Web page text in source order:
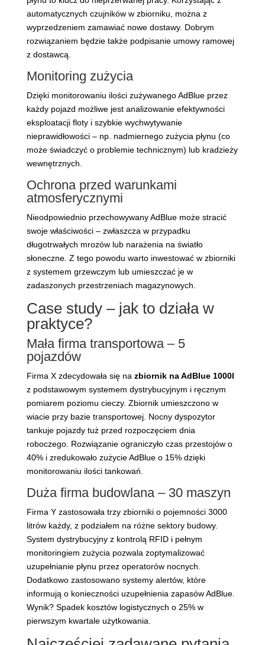
automatycznych czujników w zbiorniku, można z
wyprzedzeniem zamawiać nowe dostawy. Dobrym
rozwiązaniem będzie także podpisanie umowy ramowej
z dostawcą.
Monitoring zużycia
Dzięki monitorowaniu ilości zużywanego AdBlue przez
każdy pojazd możliwe jest analizowanie efektywności
eksploatacji floty i szybkie wychwytywanie
nieprawidłowości – np. nadmiernego zużycia płynu (co
może świadczyć o problemie technicznym) lub kradzieży
wewnętrznych.
Ochrona przed warunkami
atmosferycznymi
Nieodpowiednio przechowywany AdBlue może stracić
swoje właściwości – zwłaszcza w przypadku
długotrwałych mrozów lub narażenia na światło
słoneczne. Z tego powodu warto inwestować w zbiorniki
z systemem grzewczym lub umieszczać je w
zadaszonych przestrzeniach magazynowych.
Case study – jak to działa w
praktyce?
Mała firma transportowa – 5
pojazdów
Firma X zdecydowała się na zbiornik na AdBlue 1000l
z podstawowym systemem dystrybucyjnym i ręcznym
pomiarem poziomu cieczy. Zbiornik umieszczono w
wiacie przy bazie transportowej. Nocny dyspozytor
tankuje pojazdy tuż przed rozpoczęciem dnia
roboczego. Rozwiązanie ograniczyło czas przestojów o
40% i zredukowało zużycie AdBlue o 15% dzięki
monitorowaniu ilości tankowań.
Duża firma budowlana – 30 maszyn
Firma Y zastosowała trzy zbiorniki o pojemności 3000
litrów każdy, z podziałem na różne sektory budowy.
System dystrybucyjny z kontrolą RFID i pełnym
monitoringiem zużycia pozwala zoptymalizować
uzupełnianie płynu przez operatorów nocnych.
Dodatkowo zastosowano systemy alertów, które
informują o konieczności uzupełnienia zapasów AdBlue.
Wynik? Spadek kosztów logistycznych o 25% w
pierwszym kwartale użytkowania.